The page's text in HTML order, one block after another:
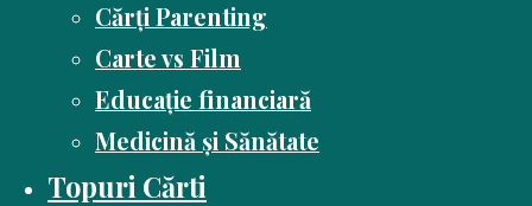
Cărți Parenting
Carte vs Film
Educație financiară
Medicină și Sănătate
Topuri Cărti